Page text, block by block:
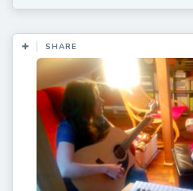
SHARE